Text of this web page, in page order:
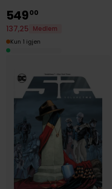
54900
137,25
Medlem
Kun 1 igjen